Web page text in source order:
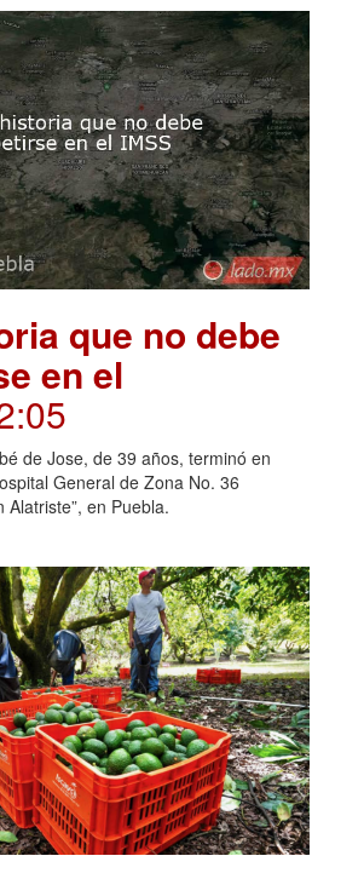
que no debe
en el
de Jose, de 39 años, terminó en
General de Zona No. 36
Alatriste”, en Puebla.